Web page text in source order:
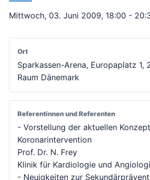
Mittwoch, 03. Juni 2009, 18:00 -
Ort
Sparkassen-Arena, Europaplatz 1,
Raum Dänemark
Referentinnen und Referenten
- Vorstellung der aktuellen
Koronarintervention
Prof. Dr. N. Frey
Klinik für Kardiologie und
- Neuigkeiten zur